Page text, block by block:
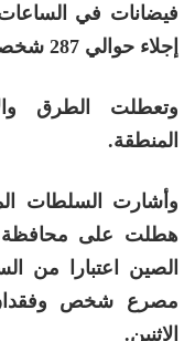
فيضانات في
إجلاء حوالي 287 شخصا من 185 أسرة إلى أماكن آمنة.
وتعطلت الطرق
المنطقة.
وأشارت السلطات
هطلت على
الصين اعتبارا من
مصرع شخص
الاثنين.